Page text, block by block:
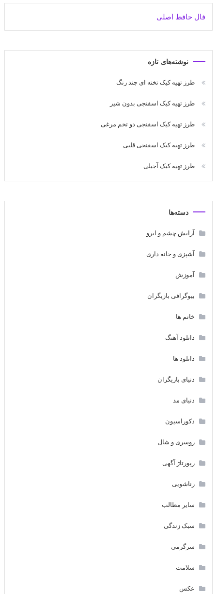
فال حافظ اصلی
نوشته‌های تازه
طرز تهیه کیک تخته ای چند رنگ
طرز تهیه کیک اسفنجی بدون شیر
طرز تهیه کیک اسفنجی دو تخم مرغی
طرز تهیه کیک اسفنجی قلبی
طرز تهیه کیک آجیلی
دسته‌ها
آرایش چشم و ابرو
آشپزی و خانه داری
آموزش
بیوگرافی بازیگران
خانم ها
دانلود آهنگ
دانلود ها
دنیای بازیگران
دنیای مد
دکوراسیون
روسری و شال
رپورتاژ آگهی
زناشویی
سایر مطالب
سبک زندگی
سرگرمی
سلامت
عکس